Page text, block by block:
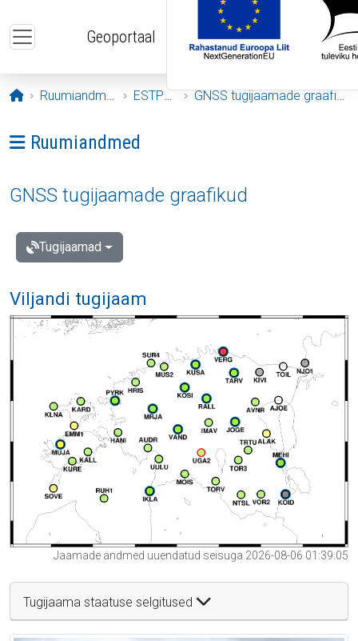
Geoportaal
Avaleht
Ruumiandmed ESTPOS GNSS tugijaamade graafikud
Ava menüü: Ruumiandmed
Ruumiandmed
GNSS tugijaamade graafikud
Tugijaamad
Viljandi tugijaam
Jaamade andmed uuendatud seisuga 2026-08-06 01:39:05
Tugijaama staatuse selgitused